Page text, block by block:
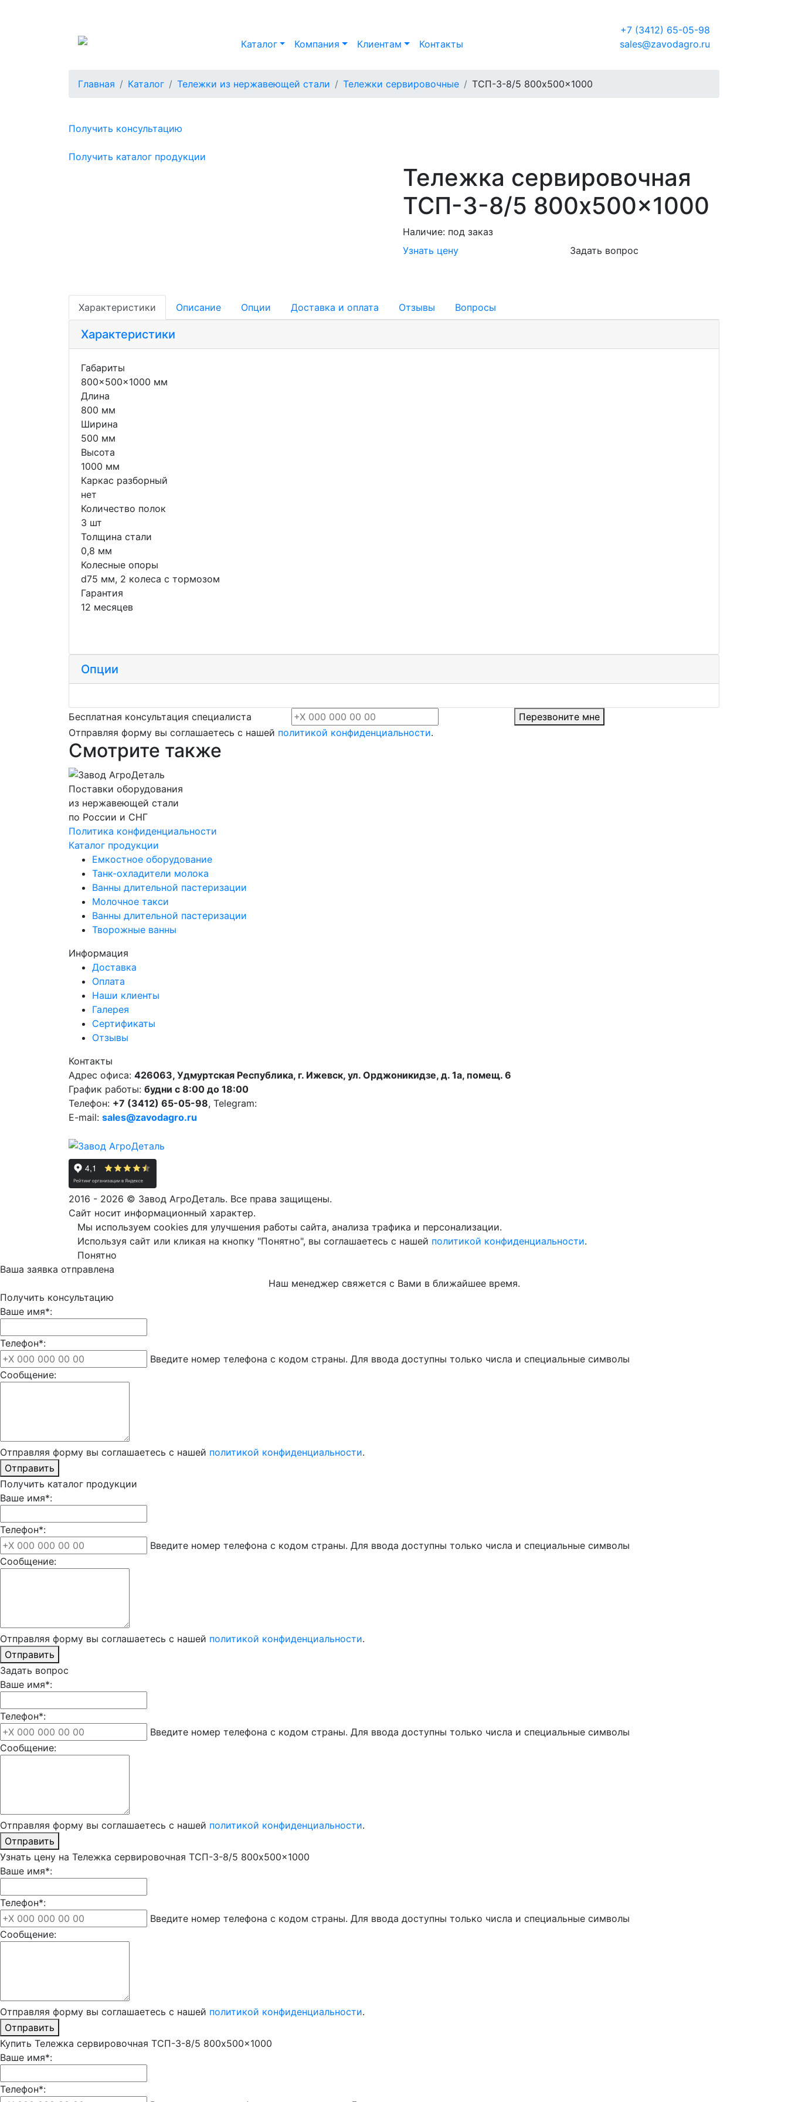
Каталог Компания Клиентам Контакты
+7 (3412) 65-05-98
sales@zavodagro.ru
Главная Каталог Тележки из нержавеющей стали Тележки сервировочные ТСП-3-8/5 800x500x1000
Получить консультацию
Получить каталог продукции
Тележка сервировочная
ТСП-3-8/5 800x500x1000
Наличие: под заказ
Узнать цену
Задать вопрос
Характеристики Описание Опции Доставка и оплата Отзывы Вопросы
Характеристики
Габариты
800x500x1000 мм
Длина
800 мм
Ширина
500 мм
Высота
1000 мм
Каркас разборный
нет
Количество полок
3 шт
Толщина стали
0,8 мм
Колесные опоры
d75 мм, 2 колеса с тормозом
Гарантия
12 месяцев
Опции
Бесплатная консультация специалиста
Перезвоните мне
Отправляя форму вы соглашаетесь с нашей политикой конфиденциальности.
Смотрите также
Поставки оборудования
из нержавеющей стали
по России и СНГ
Политика конфиденциальности
Каталог продукции
Емкостное оборудование
Танк-охладители молока
Ванны длительной пастеризации
Молочное такси
Ванны длительной пастеризации
Творожные ванны
Информация
Доставка
Оплата
Наши клиенты
Галерея
Сертификаты
Отзывы
Контакты
Адрес офиса: 426063, Удмуртская Республика, г. Ижевск, ул. Орджоникидзе, д. 1а, помещ. 6
График работы: будни с 8:00 до 18:00
Телефон: +7 (3412) 65-05-98, Telegram:
E-mail: sales@zavodagro.ru
2016 - 2026 © Завод АгроДеталь. Все права защищены.
Сайт носит информационный характер.
Мы используем cookies для улучшения работы сайта, анализа трафика и персонализации.
Используя сайт или кликая на кнопку "Понятно", вы соглашаетесь с нашей политикой конфиденциальности.
Понятно
Ваша заявка отправлена
Наш менеджер свяжется с Вами в ближайшее время.
Получить консультацию
Ваше имя*:
Телефон*:
Введите номер телефона с кодом страны. Для ввода доступны только числа и специальные символы
Сообщение:
Отправляя форму вы соглашаетесь с нашей политикой конфиденциальности.
Отправить
Получить каталог продукции
Ваше имя*:
Телефон*:
Введите номер телефона с кодом страны. Для ввода доступны только числа и специальные символы
Сообщение:
Отправляя форму вы соглашаетесь с нашей политикой конфиденциальности.
Отправить
Задать вопрос
Ваше имя*:
Телефон*:
Введите номер телефона с кодом страны. Для ввода доступны только числа и специальные символы
Сообщение:
Отправляя форму вы соглашаетесь с нашей политикой конфиденциальности.
Отправить
Узнать цену на Тележка сервировочная ТСП-3-8/5 800x500x1000
Ваше имя*:
Телефон*:
Введите номер телефона с кодом страны. Для ввода доступны только числа и специальные символы
Сообщение:
Отправляя форму вы соглашаетесь с нашей политикой конфиденциальности.
Отправить
Купить Тележка сервировочная ТСП-3-8/5 800x500x1000
Ваше имя*:
Телефон*: